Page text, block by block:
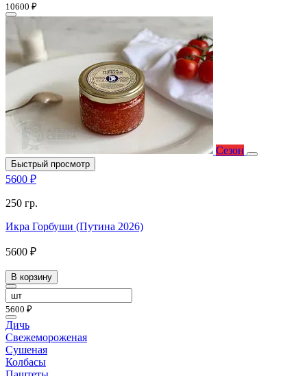
10600 ₽
Сезон
Быстрый просмотр
5600 ₽
250 гр.
Икра Горбуши (Путина 2026)
5600 ₽
В корзину
5600 ₽
Дичь
Свежемороженая
Сушеная
Колбасы